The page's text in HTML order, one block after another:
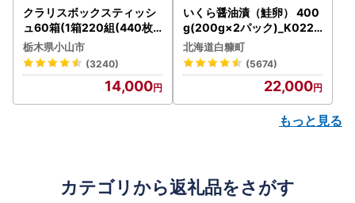
クラリスボックスティッシ
ュ60箱(1箱220組(440枚))
(5個入り×12セット)【配送
不可地域：離島・沖縄県】
【1256759】
栃木県小山市
(3240)
14,000
いくら醤油漬（鮭卵） 400
g(200g×2パック)_K022-
1676
北海道白糠町
(5674)
22,000
もっと見る
カテゴリから返礼品をさがす